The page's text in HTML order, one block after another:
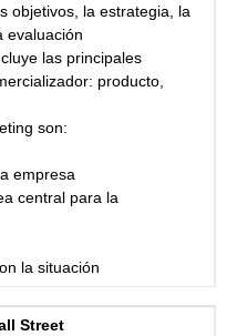
objetivos, la estrategia, la
evaluación
las principales
producto,
son:
empresa
central para la
la situación
Street